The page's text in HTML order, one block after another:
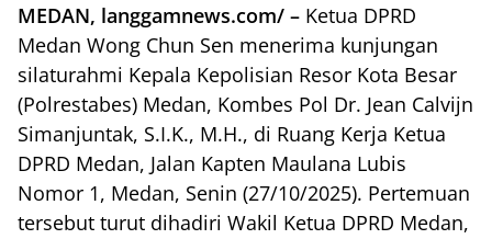
MEDAN, langgamnews.com/ – Ketua DPRD
Medan Wong Chun Sen menerima kunjungan
silaturahmi Kepala Kepolisian Resor Kota Besar
(Polrestabes) Medan, Kombes Pol Dr. Jean Calvijn
Simanjuntak, S.I.K., M.H., di Ruang Kerja Ketua
DPRD Medan, Jalan Kapten Maulana Lubis
Nomor 1, Medan, Senin (27/10/2025). Pertemuan
tersebut turut dihadiri Wakil Ketua DPRD Medan,